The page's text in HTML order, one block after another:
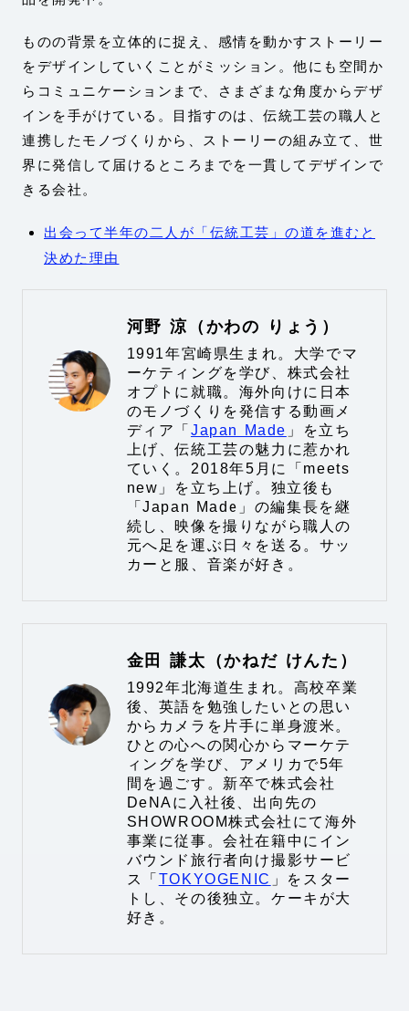
ものの背景を立体的に捉え、感情を動かすストーリー
をデザインしていくことがミッション。他にも空間か
らコミュニケーションまで、さまざまな角度からデザ
インを手がけている。目指すのは、伝統工芸の職人と
連携したモノづくりから、ストーリーの組み立て、世
界に発信して届けるところまでを一貫してデザインで
きる会社。
出会って半年の二人が「伝統工芸」の道を進むと
決めた理由
河野 涼（かわの りょう）
1991年宮崎県生まれ。大学でマ
ーケティングを学び、株式会社
オプトに就職。海外向けに日本
のモノづくりを発信する動画メ
ディア「 Japan Made 」を立ち
上げ、伝統工芸の魅力に惹かれ
ていく。2018年5月に「meets
new」を立ち上げ。独立後も
「Japan Made」の編集長を継
続し、映像を撮りながら職人の
元へ足を運ぶ日々を送る。サッ
カーと服、音楽が好き。
金田 謙太（かねだ けんた）
1992年北海道生まれ。高校卒業
後、英語を勉強したいとの思い
からカメラを片手に単身渡米。
ひとの心への関心からマーケテ
ィングを学び、アメリカで5年
間を過ごす。新卒で株式会社
DeNAに入社後、出向先の
SHOWROOM株式会社にて海外
事業に従事。会社在籍中にイン
バウンド旅行者向け撮影サービ
ス「 TOKYOGENIC 」をスター
トし、その後独立。ケーキが大
好き。